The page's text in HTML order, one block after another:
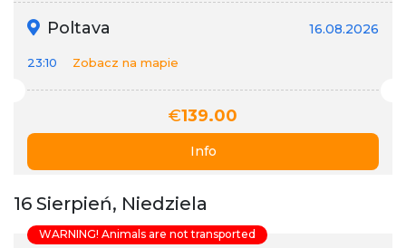
Poltava 16.08.2026
23:10 Zobacz na mapie
€139.00
Info
16 Sierpień, Niedziela
WARNING! Animals are not transported